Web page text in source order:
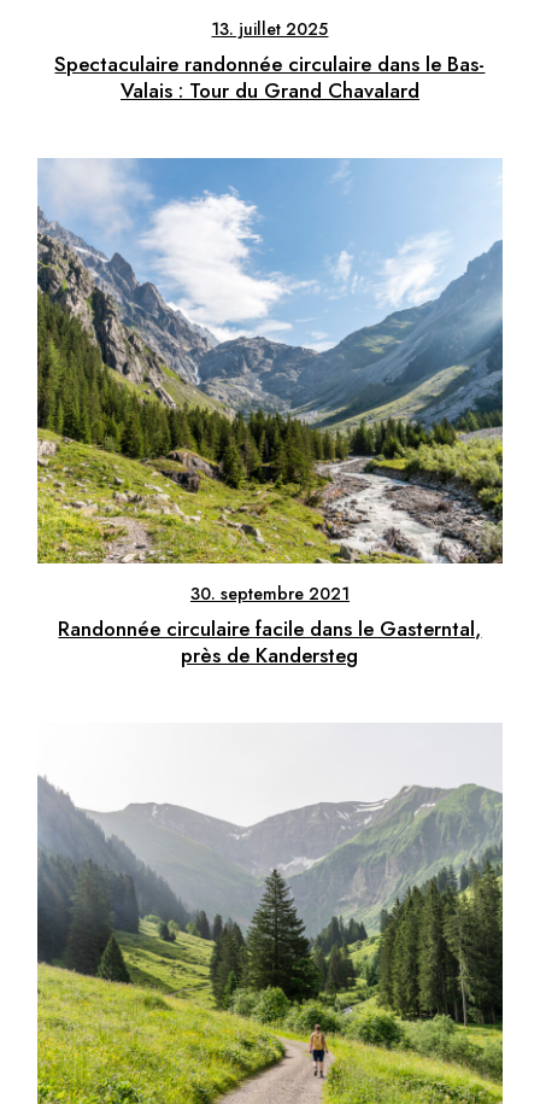
13. juillet 2025
Spectaculaire randonnée circulaire dans le Bas-
Valais : Tour du Grand Chavalard
30. septembre 2021
Randonnée circulaire facile dans le Gasterntal,
près de Kandersteg